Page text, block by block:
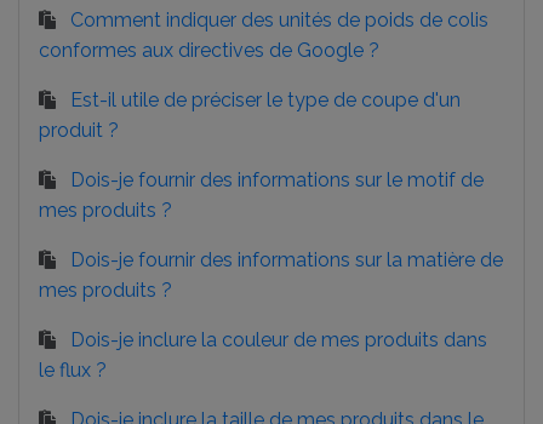
Comment indiquer des unités de poids de colis
conformes aux directives de Google ?
Est-il utile de préciser le type de coupe d'un
produit ?
Dois-je fournir des informations sur le motif de
mes produits ?
Dois-je fournir des informations sur la matière de
mes produits ?
Dois-je inclure la couleur de mes produits dans
le flux ?